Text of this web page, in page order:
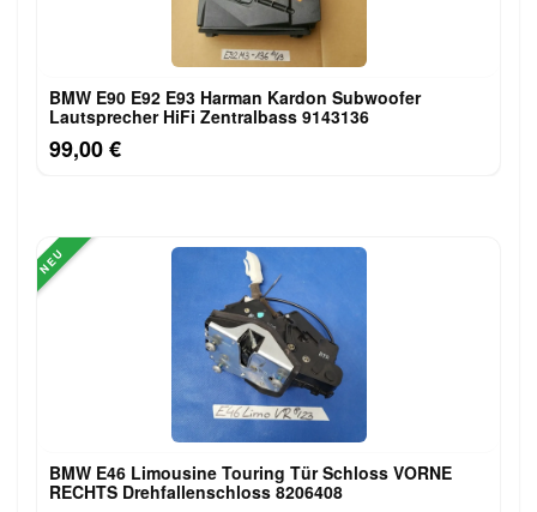
BMW E90 E92 E93 Harman Kardon Subwoofer
Lautsprecher HiFi Zentralbass 9143136
99,00 €
NEU
BMW E46 Limousine Touring Tür Schloss VORNE
RECHTS Drehfallenschloss 8206408